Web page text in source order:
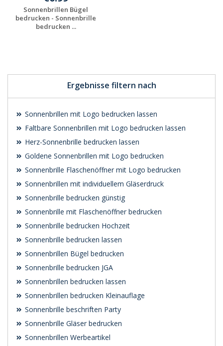
Ergebnisse filtern nach
Sonnenbrillen mit Logo bedrucken lassen
Faltbare Sonnenbrillen mit Logo bedrucken lassen
Herz-Sonnenbrille bedrucken lassen
Goldene Sonnenbrillen mit Logo bedrucken
Sonnenbrille Flaschenöffner mit Logo bedrucken
Sonnenbrillen mit individuellem Gläserdruck
Sonnenbrille bedrucken günstig
Sonnenbrille mit Flaschenöffner bedrucken
Sonnenbrille bedrucken Hochzeit
Sonnenbrille bedrucken lassen
Sonnenbrillen Bügel bedrucken
Sonnenbrille bedrucken JGA
Sonnenbrillen bedrucken lassen
Sonnenbrillen bedrucken Kleinauflage
Sonnenbrille beschriften Party
Sonnenbrille Gläser bedrucken
Sonnenbrillen Werbeartikel
Sonnenbrillen Bügel
bedrucken - Sonnenbrille
bedrucken ...